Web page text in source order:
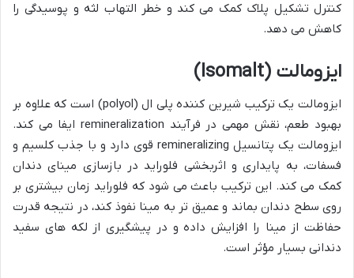
کنترل تشکیل پلاک کمک می کند و خطر التهاب لثه و پوسیدگی را
کاهش می دهد.
ایزومالت (Isomalt)
ایزومالت یک ترکیب شیرین کننده پلی ال (polyol) است که علاوه بر
بهبود طعم، نقش مهمی در فرآیند remineralization ایفا می کند.
ایزومالت یک پتانسیل remineralizing قوی دارد و با جذب کلسیم و
فسفات، به پایداری و اثربخشی فلوراید در بازسازی مینای دندان
کمک می کند. این ترکیب باعث می شود که فلوراید زمان بیشتری بر
روی سطح دندان بماند و عمیق تر به مینا نفوذ کند، در نتیجه قدرت
حفاظت از مینا را افزایش داده و در پیشگیری از لکه های سفید
دندانی بسیار مؤثر است.